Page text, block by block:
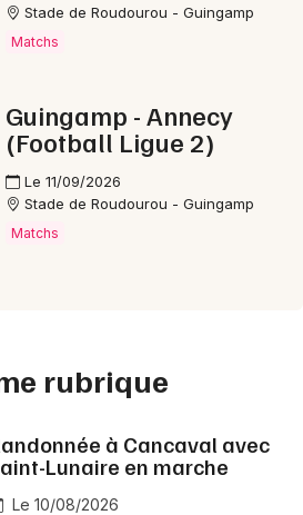
Stade de Roudourou - Guingamp
Matchs
Guingamp - Annecy
(Football Ligue 2)
Le 11/09/2026
Stade de Roudourou - Guingamp
Matchs
rubrique
à Cancaval avec
Lunaire en marche
Le 10/08/2026